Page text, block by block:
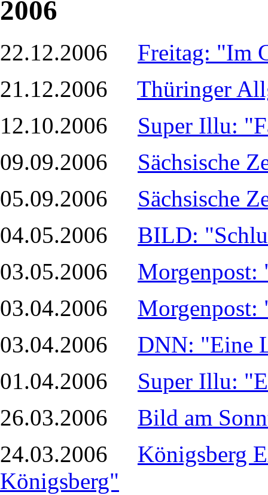
2006
22.12.2006 Freitag: "Im
21.12.2006 Thüringer
12.10.2006 Super Illu:
09.09.2006 Sächsische
05.09.2006 Sächsische
04.05.2006 BILD:
03.05.2006 Morgenpost:
03.04.2006 Morgenpost:
03.04.2006 DNN: "Eine
01.04.2006 Super Illu:
26.03.2006 Bild am
24.03.2006 Königsberg
Königsberg"